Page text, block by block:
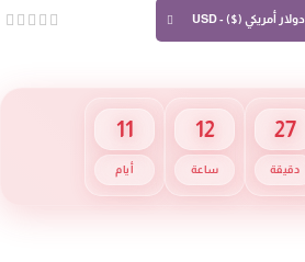
دولار أمريكي ($) - USD
11
أيام
12
ساعة
27
دقيقة